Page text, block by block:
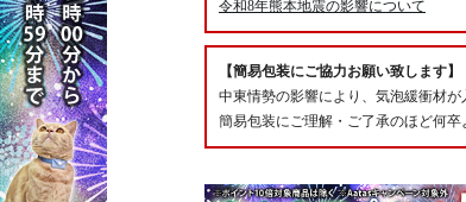
令和8年熊本地震の影響について
【簡易包装にご協力お願い致します】
中東情勢の影響により、気泡緩衝材
簡易包装にご理解・ご了承のほど何卒